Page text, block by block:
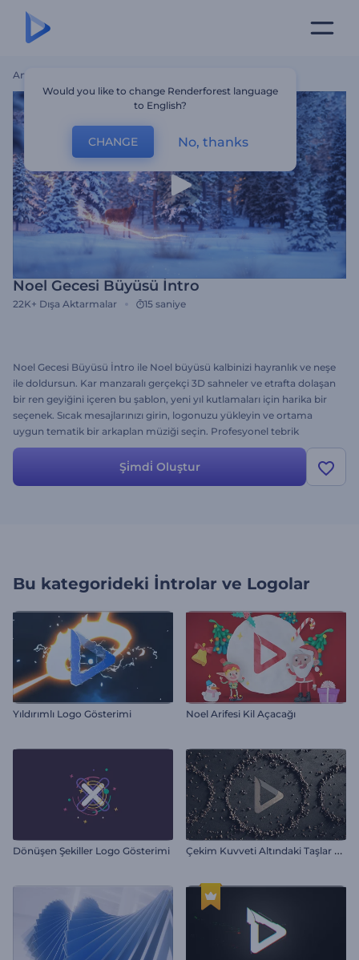
Ana Sayfa
Noel Gecesi Büyüsü İntro
22K+ Dışa Aktarmalar 15 saniye
Noel Gecesi Büyüsü İntro ile Noel büyüsü kalbinizi hayranlık ve neşe
ile doldursun. Kar manzaralı gerçekçi 3D sahneler ve etrafta dolaşan
bir ren geyiğini içeren bu şablon, yeni yıl kutlamaları için harika bir
seçenek. Sıcak mesajlarınızı girin, logonuzu yükleyin ve ortama
uygun tematik bir arkaplan müziği seçin. Profesyonel tebrik
kartlarını ya da kişisel iyi dilekleri iletmek için bu introyu kullanın ve
yılbaşı videolarınızı unutulmaz kılın. Hemen oluşturun!
Şi̇mdi̇ Oluştur
Bu kategorideki İntrolar ve Logolar
Yıldırımlı Logo Gösterimi Noel Arifesi Kil Açacağı
Dönüşen Şekiller Logo Gösterimi Ç
ekim Kuvveti Altındaki Taşlar Giriş Videosu
Would you like to change Renderforest language
to English?
CHANGE No, thanks